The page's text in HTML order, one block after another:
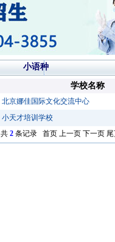
小语种
学校名称
北京娜佳国际文化交流中心
小天才培训学校
共 2 条记录 首页 上一页 下一页 尾